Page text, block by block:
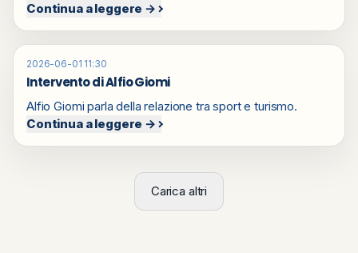
Continua a leggere →
2026-06-01 11:30
Intervento di Alfio Giomi
Alfio Giomi parla della relazione tra sport e turismo.
Continua a leggere →
Carica altri